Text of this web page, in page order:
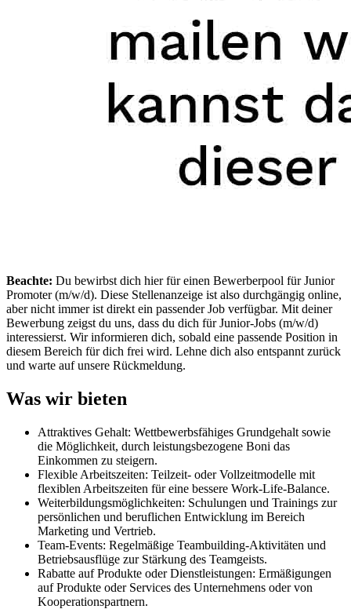
Beachte: Du bewirbst dich hier für einen Bewerberpool für Junior
Promoter (m/w/d). Diese Stellenanzeige ist also durchgängig online,
aber nicht immer ist direkt ein passender Job verfügbar. Mit deiner
Bewerbung zeigst du uns, dass du dich für Junior-Jobs (m/w/d)
interessierst. Wir informieren dich, sobald eine passende Position in
diesem Bereich für dich frei wird. Lehne dich also entspannt zurück
und warte auf unsere Rückmeldung.
Was wir bieten
Attraktives Gehalt: Wettbewerbsfähiges Grundgehalt sowie
die Möglichkeit, durch leistungsbezogene Boni das
Einkommen zu steigern.
Flexible Arbeitszeiten: Teilzeit- oder Vollzeitmodelle mit
flexiblen Arbeitszeiten für eine bessere Work-Life-Balance.
Weiterbildungsmöglichkeiten: Schulungen und Trainings zur
persönlichen und beruflichen Entwicklung im Bereich
Marketing und Vertrieb.
Team-Events: Regelmäßige Teambuilding-Aktivitäten und
Betriebsausflüge zur Stärkung des Teamgeists.
Rabatte auf Produkte oder Dienstleistungen: Ermäßigungen
auf Produkte oder Services des Unternehmens oder von
Kooperationspartnern.